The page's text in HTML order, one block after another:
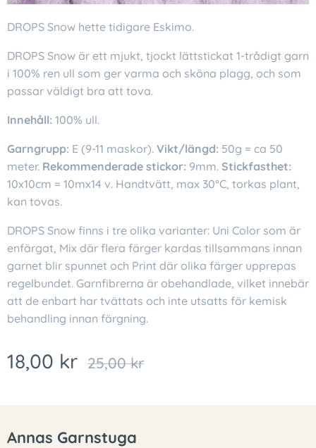
DROPS Snow hette tidigare Eskimo.
DROPS Snow är ett mjukt, tjockt lättstickat 1-trådigt garn
i 100% ren ull som ger varma och sköna plagg, och som
passar väldigt bra att tova.
Innehåll: 100% ull.
Garngrupp: E (9-11 maskor). Vikt/längd: 50g = ca 50
meter. Rekommenderade stickor: 9mm. Stickfasthet:
10x10cm = 10mx14 v. Handtvätt, max 30°C, torkas plant,
kan tovas.
DROPS Snow finns i tre olika varianter: Uni Color som är
enfärgat, Mix där flera färger kardas tillsammans innan
garnet blir spunnet och Print där olika färger upprepas
regelbundet. Garnfibrerna är obehandlade, vilket innebär
att de enbart har tvättats och inte utsatts för kemisk
behandling innan färgning.
18,00 kr 25,00kr
Annas Garnstuga